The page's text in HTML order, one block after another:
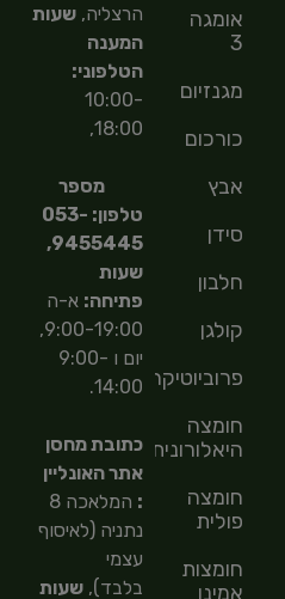
אומגה
3
מגנזיום
כורכום
אבץ
סידן
חלבון
קולגן
פרוביוטיקה
חומצה
היאלורונית
חומצה
פולית
חומצות
אמינו
הרצליה,שעות
המענה
הטלפוני:
10:00-
18:00,
מספר
טלפון: 053-
9455445,
שעות
פתיחה: א-ה
9:00-19:00,
יום ו 9:00-
14:00.
כתובת מחסן
אתר האונליין
:
המלאכה 8
נתניה (לאיסוף
עצמי
בלבד),שעות